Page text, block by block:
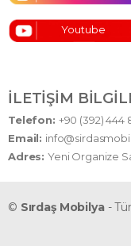
Youtube
İLETIŞIM
Telefon: +90 (392) 444
Email:
Adres:Yeni Organize
© Sırdaş Mobilya-